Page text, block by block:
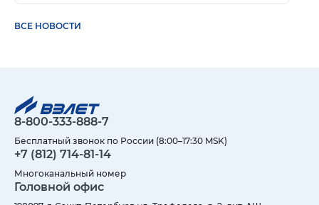
ВСЕ НОВОСТИ
8-800-333-888-7
Бесплатный звонок по России (8:00–17:30 MSK)
+7 (812) 714-81-14
Многоканальный номер
Головной офис